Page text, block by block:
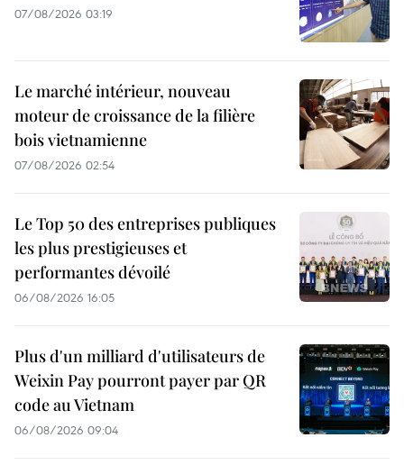
07/08/2026 03:19
Le marché intérieur, nouveau
moteur de croissance de la filière
bois vietnamienne
07/08/2026 02:54
Le Top 50 des entreprises publiques
les plus prestigieuses et
performantes dévoilé
06/08/2026 16:05
Plus d'un milliard d'utilisateurs de
Weixin Pay pourront payer par QR
code au Vietnam
06/08/2026 09:04